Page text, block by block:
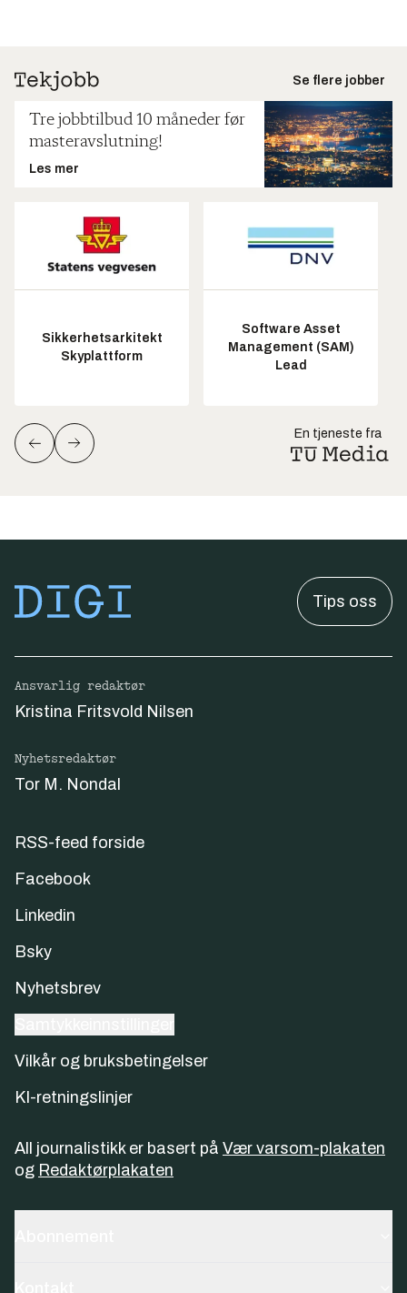
Se flere jobber
Tre jobbtilbud 10 måneder før
masteravslutning!
Les mer
Sikkerhetsarkitekt
Skyplattform
Software Asset
Management (SAM)
Lead
En tjeneste fra
Tips oss
Ansvarlig redaktør
Kristina Fritsvold Nilsen
Nyhetsredaktør
Tor M. Nondal
RSS-feed forside
Facebook
Linkedin
Bsky
Nyhetsbrev
Vilkår og bruksbetingelser
KI-retningslinjer
All journalistikk er basert på Vær varsom-plakaten
og Redaktørplakaten